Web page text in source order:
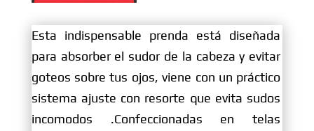
Esta indispensable prenda está diseñada
para absorber el sudor de la cabeza y evitar
goteos sobre tus ojos, viene con un práctico
sistema ajuste con resorte que evita sudos
incomodos .Confeccionadas en telas